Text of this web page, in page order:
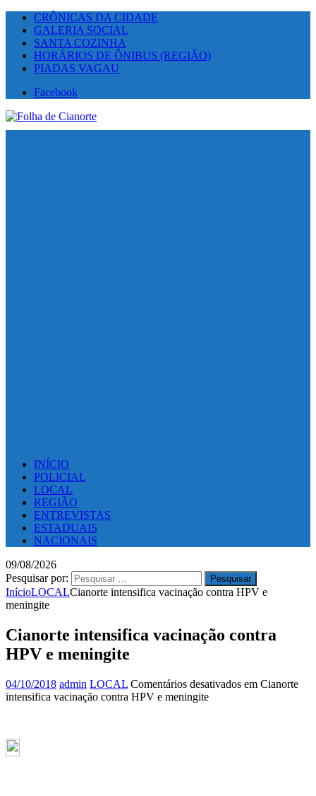
CRÔNICAS DA CIDADE
GALERIA SOCIAL
SANTA COZINHA
HORÁRIOS DE ÔNIBUS (REGIÃO)
PIADAS VAGAU
Facebook
INÍCIO
POLICIAL
LOCAL
REGIÃO
ENTREVISTAS
ESTADUAIS
NACIONAIS
09/08/2026
Pesquisar por:
InícioLOCALCianorte intensifica vacinação contra HPV e
meningite
Cianorte intensifica vacinação contra
HPV e meningite
04/10/2018 admin LOCAL Comentários desativados em Cianorte
intensifica vacinação contra HPV e meningite